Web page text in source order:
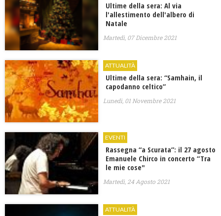
​Ultime della sera: Al via
l'allestimento dell'albero di
Natale
Martedì, 07 Dicembre 2021
ATTUALITÀ
Ultime della sera: “Samhain, il
capodanno celtico”
Lunedì, 01 Novembre 2021
EVENTI
Rassegna “a Scurata”: il 27 agosto
Emanuele Chirco in concerto “Tra
le mie cose"
Martedì, 24 Agosto 2021
ATTUALITÀ